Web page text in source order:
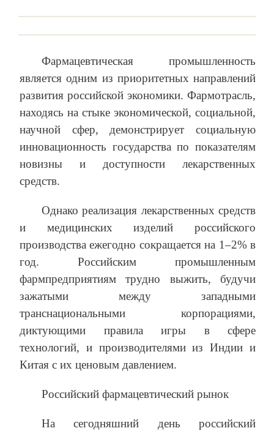
Фармацевтическая промышленность
является одним из приоритетных направлений
развития российской экономики. Фармотрасль,
находясь на стыке экономической, социальной,
научной сфер, демонстрирует социальную
инновационность государства по показателям
новизны и доступности лекарственных
средств.
Однако реализация лекарственных средств
и медицинских изделий российского
производства ежегодно сокращается на 1–2% в
год. Российским промышленным
фармпредприятиям трудно выжить, будучи
зажатыми между западными
транснациональными корпорациями,
диктующими правила игры в сфере
технологий, и производителями из Индии и
Китая с их ценовым давлением.
Российский фармацевтический рынок
На сегодняшний день российский